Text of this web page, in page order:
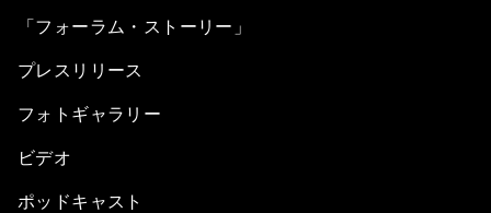
「フォーラム・ストーリー」
プレスリリース
フォトギャラリー
ビデオ
ポッドキャスト